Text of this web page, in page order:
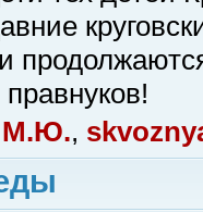
М.Ю.,